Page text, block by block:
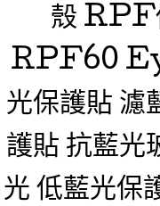
殼 RPF
RPF60
光保護貼 濾
護貼 抗藍光
光 低藍光保